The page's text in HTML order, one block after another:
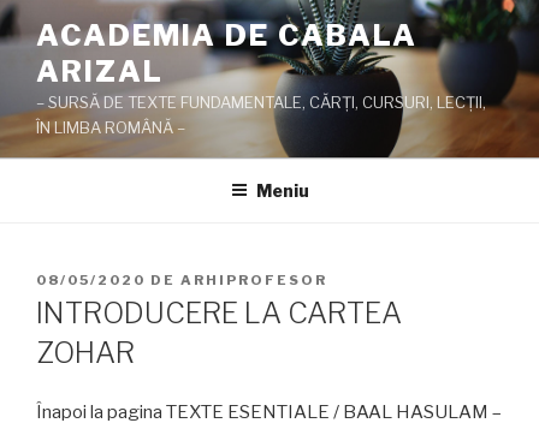
Sari
la
conținut
ACADEMIA DE CABALA
ARIZAL
– SURSĂ DE TEXTE FUNDAMENTALE, CĂRŢI, CURSURI, LECŢII,
ÎN LIMBA ROMÂNĂ –
Meniu
PUBLICAT
PE
08/05/2020 DE ARHIPROFESOR
INTRODUCERE LA CARTEA
ZOHAR
Înapoi la pagina TEXTE ESENTIALE / BAAL HASULAM –